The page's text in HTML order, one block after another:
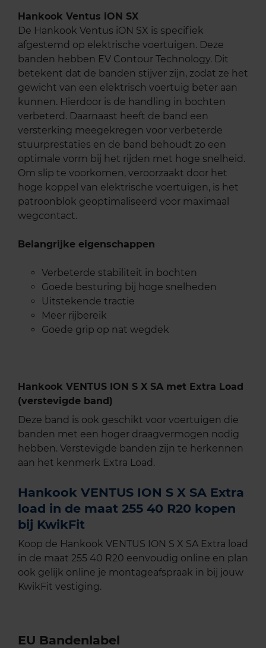
Hankook Ventus iON SX
De Hankook Ventus iON SX is specifiek
afgestemd op elektrische voertuigen. Deze
banden hebben EV Contour Technology. Dit
betekent dat de banden stijver zijn, zodat ze het
gewicht van een elektrisch voertuig beter aan
kunnen. Hierdoor is de handling in bochten
verbeterd. Daarnaast heeft de band een
versterking meegekregen voor verbeterde
stuurprestaties en de band behoudt zo een
optimale vorm bij het rijden met hoge snelheid.
Om slip te voorkomen, veroorzaakt door het
hoge koppel van elektrische voertuigen, is het
patroonblok geoptimaliseerd voor maximaal
wegcontact.
Belangrijke eigenschappen
Verbeterde stabiliteit in bochten
Goede besturing bij hoge snelheden
Uitstekende tractie
Meer rijbereik
Goede grip op nat wegdek
Hankook VENTUS ION S X SA met Extra Load
(verstevigde band)
Deze band is ook geschikt voor voertuigen die
banden met een hoger draagvermogen nodig
hebben. Verstevigde banden zijn te herkennen
aan het kenmerk Extra Load.
Hankook VENTUS ION S X SA Extra
load in de maat 255 40 R20 kopen
bij KwikFit
Koop de Hankook VENTUS ION S X SA Extra load
in de maat 255 40 R20 eenvoudig online en plan
ook gelijk online je montageafspraak in bij jouw
KwikFit vestiging.
EU Bandenlabel